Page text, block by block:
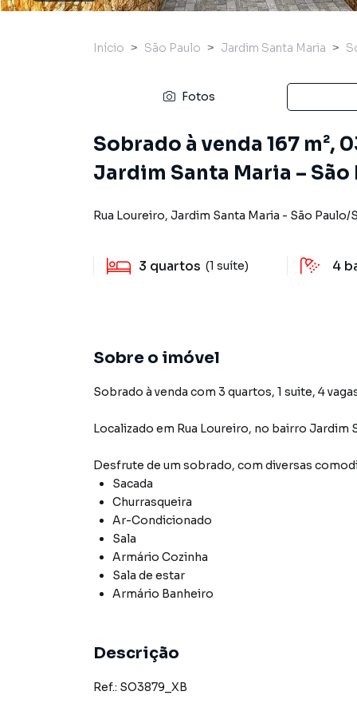
Início São Paulo Jardim Santa Maria
Fotos
Sobrado à venda 167 m²,
Jardim Santa Maria – São
Rua Loureiro, Jardim Santa Maria - São Paulo/
3 quartos (1 suíte) 4
Sobre o imóvel
Sobrado à venda com 3 quartos, 1 suite, 4
Localizado em Rua Loureiro, no bairro Jardim
Desfrute de um sobrado, com diversas
Sacada
Churrasqueira
Ar-Condicionado
Sala
Armário Cozinha
Sala de estar
Armário Banheiro
Descrição
Ref.: SO3879_XB